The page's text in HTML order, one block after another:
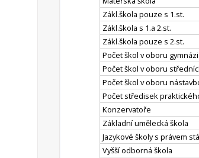
Zákl.škola pouze s 1.st.
Zákl.škola s 1.a 2.st.
Zákl.škola pouze s 2.st.
Počet škol v oboru
Počet škol v oboru
Počet škol v oboru
Počet středisek
Konzervatoře
Základní umělecká škola
Jazykové školy s právem
Vyšší odborná škola